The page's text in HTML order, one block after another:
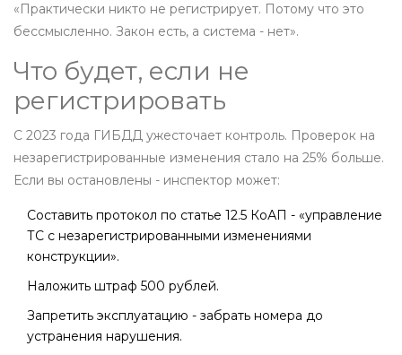
«Практически никто не регистрирует. Потому что это
бессмысленно. Закон есть, а система - нет».
Что будет, если не
регистрировать
С 2023 года ГИБДД ужесточает контроль. Проверок на
незарегистрированные изменения стало на 25% больше.
Если вы остановлены - инспектор может:
Составить протокол по статье 12.5 КоАП - «управление
ТС с незарегистрированными изменениями
конструкции».
Наложить штраф 500 рублей.
Запретить эксплуатацию - забрать номера до
устранения нарушения.